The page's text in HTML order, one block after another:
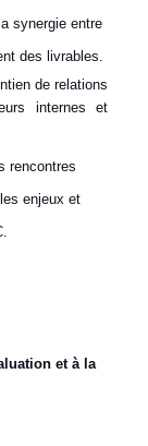
synergie entre
des livrables.
de relations
internes et
rencontres
enjeux et
et à la